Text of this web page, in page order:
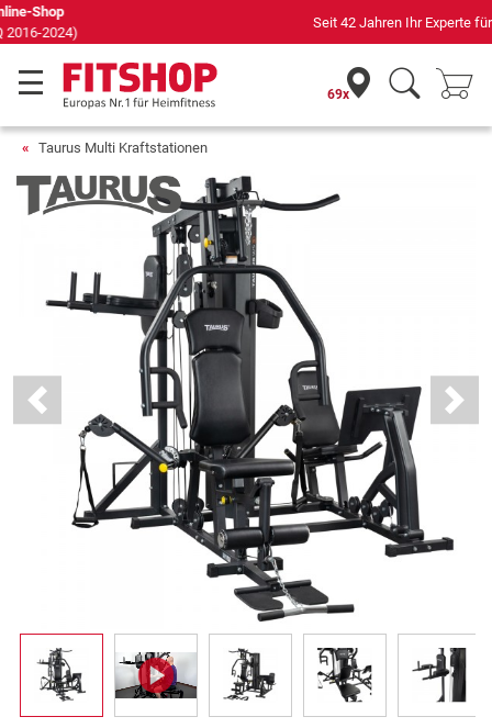
Seit 42 Jahren Ihr Experte für Heimfitness
69x
Taurus Multi Kraftstationen
Previous Next